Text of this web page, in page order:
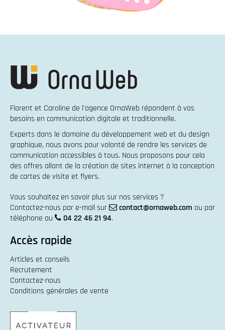
Florent et Caroline de l'agence OrnaWeb répondent à vos
besoins en communication digitale et traditionnelle.
Experts dans le domaine du développement web et du design
graphique, nous avons pour volonté de rendre les services de
communication accessibles à tous. Nous proposons pour cela
des offres allant de la création de sites internet à la conception
de cartes de visite et flyers.
Vous souhaitez en savoir plus sur nos services ?
Contactez-nous par e-mail sur
contact@ornaweb.com ou par
téléphone au
04 22 46 21 94.
Accès rapide
Articles et conseils
Recrutement
Contactez-nous
Conditions générales de vente